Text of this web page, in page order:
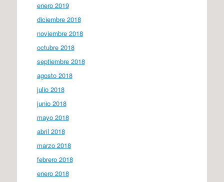
enero 2019
diciembre 2018
noviembre 2018
octubre 2018
septiembre 2018
agosto 2018
julio 2018
junio 2018
mayo 2018
abril 2018
marzo 2018
febrero 2018
enero 2018